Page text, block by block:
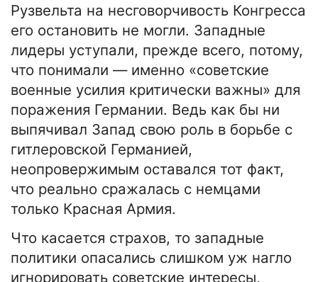
Рузвельта на несговорчивость Конгресса
его остановить не могли. Западные
лидеры уступали, прежде всего, потому,
что понимали — именно «советские
военные усилия критически важны» для
поражения Германии. Ведь как бы ни
выпячивал Запад свою роль в борьбе с
гитлеровской Германией,
неопровержимым оставался тот факт,
что реально сражалась с немцами
только Красная Армия.
Что касается страхов, то западные
политики опасались слишком уж нагло
игнорировать советские интересы,